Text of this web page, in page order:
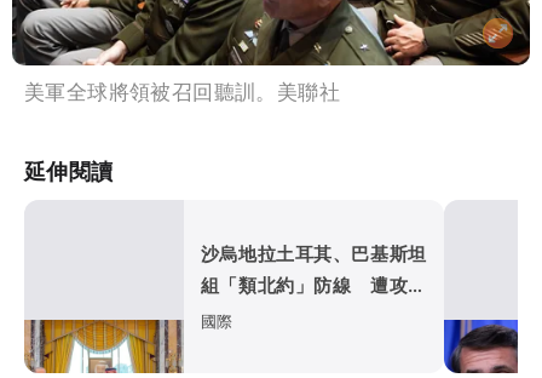
美軍全球將領被召回聽訓。美聯社
延伸閱讀
沙烏地拉土耳其、巴基斯坦
組「類北約」防線 遭攻擊
視同三國開戰
國際